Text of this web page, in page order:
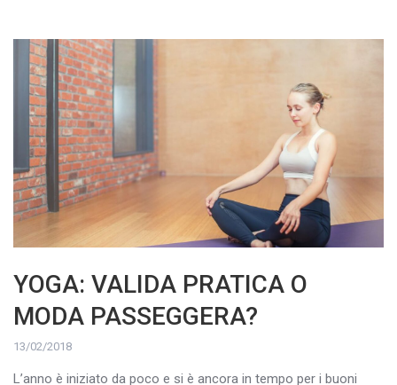
YOGA: VALIDA PRATICA O
MODA PASSEGGERA?
13/02/2018
L’anno è iniziato da poco e si è ancora in tempo per i buoni